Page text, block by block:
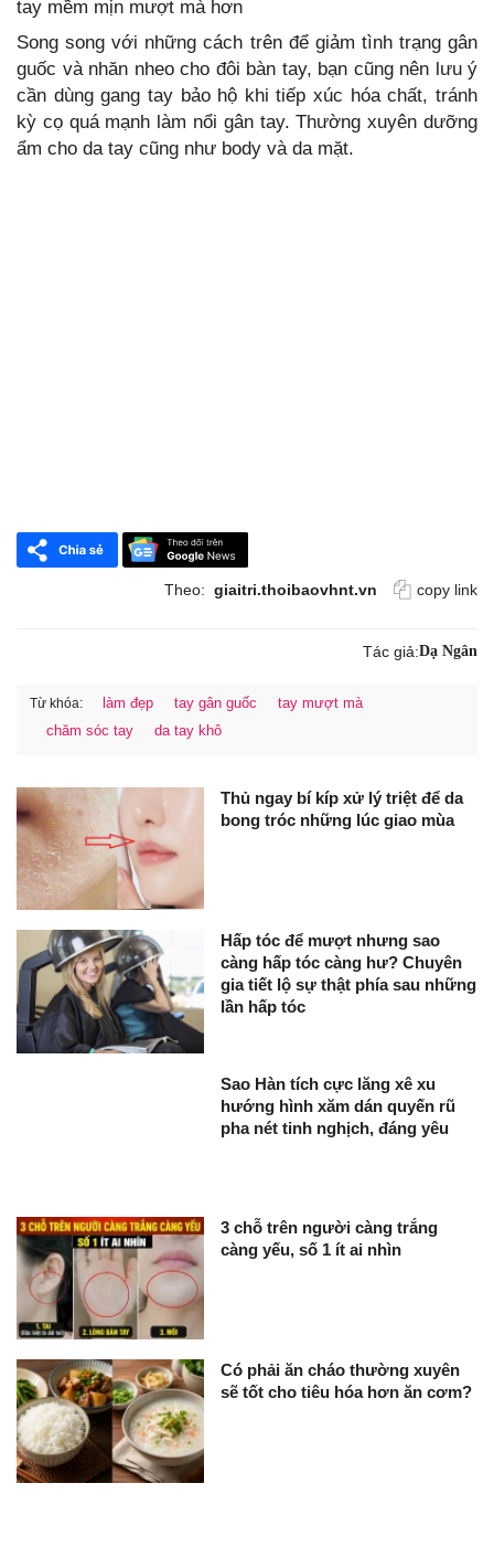
tay mềm mịn mượt mà hơn
Song song với những cách trên để giảm tình trạng gân
guốc và nhăn nheo cho đôi bàn tay, bạn cũng nên lưu ý
cần dùng gang tay bảo hộ khi tiếp xúc hóa chất, tránh
kỳ cọ quá mạnh làm nổi gân tay. Thường xuyên dưỡng
ẩm cho da tay cũng như body và da mặt.
Theo: giaitri.thoibaovhnt.vn copy link
Tác giả:Dạ Ngân
Từ khóa: làm đẹp tay gân guốc
tay mượt mà
chăm sóc tay
da tay khô
Thủ ngay bí kíp xử lý triệt để da
bong tróc những lúc giao mùa
Hấp tóc để mượt nhưng sao
càng hấp tóc càng hư? Chuyên
gia tiết lộ sự thật phía sau những
lần hấp tóc
Sao Hàn tích cực lăng xê xu
hướng hình xăm dán quyến rũ
pha nét tinh nghịch, đáng yêu
3 chỗ trên người càng trắng
càng yếu, số 1 ít ai nhìn
Có phải ăn cháo thường xuyên
sẽ tốt cho tiêu hóa hơn ăn cơm?